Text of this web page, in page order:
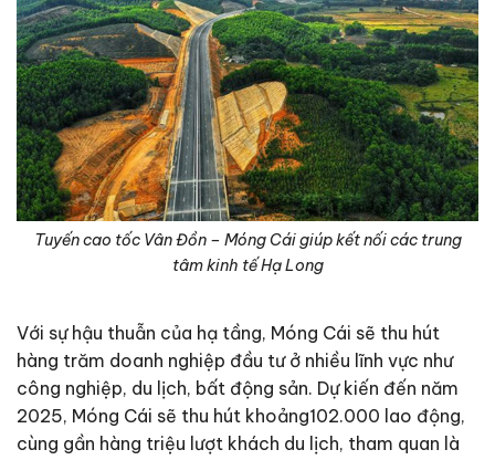
Tuyến cao tốc Vân Đồn – Móng Cái giúp kết nối các trung
tâm kinh tế Hạ Long
Với sự hậu thuẫn của hạ tầng, Móng Cái sẽ thu hút
hàng trăm doanh nghiệp đầu tư ở nhiều lĩnh vực như
công nghiệp, du lịch, bất động sản. Dự kiến đến năm
2025, Móng Cái sẽ thu hút khoảng102.000 lao động,
cùng gần hàng triệu lượt khách du lịch, tham quan là